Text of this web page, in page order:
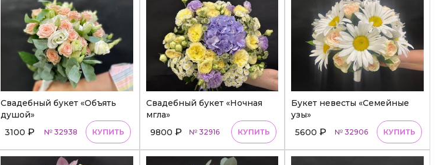
Свадебный букет «Объять
душой»
3100 ₽ № 32938 КУПИТЬ
Свадебный букет «Ночная
мгла»
9800 ₽ № 32916 КУПИТЬ
Букет невесты «Семейные
узы»
5600₽ № 32906 КУПИТЬ